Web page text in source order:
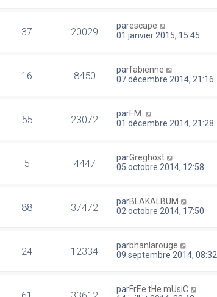
37 20029 parescape
01 janvier 2015, 15:45
16 8450 parfabienne
07 décembre 2014, 21:16
55 23072 parF.M.
01 décembre 2014, 21:28
5 4447 parGreghost
05 octobre 2014, 12:58
88 37472 parBLAKALBUM
02 octobre 2014, 17:50
24 12334 parbhanlarouge
09 septembre 2014, 08:32
parFrEe tHe mUsiC